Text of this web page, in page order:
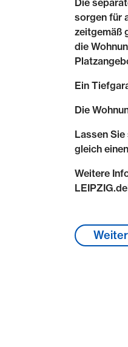
Die
sorgen für
zeitgemäß
die
Ein
Die
Lassen
gleich
Weitere
Lage &